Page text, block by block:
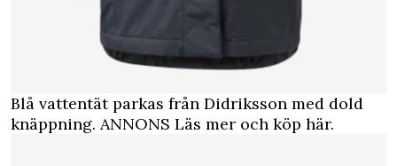
Blå vattentät parkas från Didriksson med dold
knäppning. ANNONS Läs mer och köp här.